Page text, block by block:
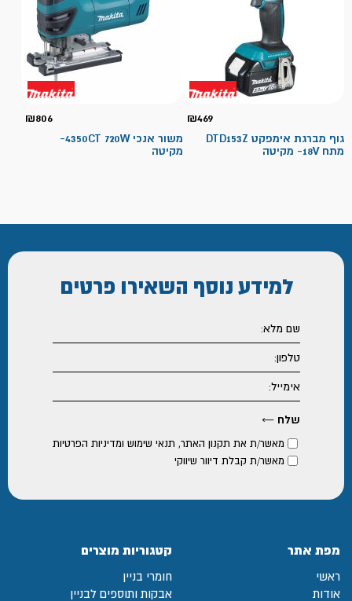
₪469
גוף מברגת אימפקט DTD153Z
מתח 18V- מקיטה
₪806
משור אנכי 4350CT 720W-
מקיטה
למידע נוסף השאירו פרטים
מאשר/ת את תקנון האתר, תנאי שימוש ומדיניות הפרטיות
מאשר/ת קבלת דיוור שיווקי
מפת אתר
ראשי
אודות
קטגוריות מוצרים
חומרי בניין
אבקות ותוספים לבניין